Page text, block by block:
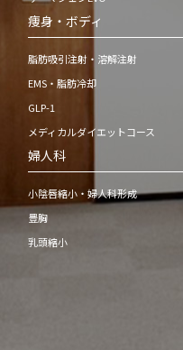
痩身・ボディ
脂肪吸引注射・溶解注射
EMS・脂肪冷却
GLP-1
メディカルダイエットコース
婦人科
小陰唇縮小・婦人科形成
豊胸
乳頭縮小